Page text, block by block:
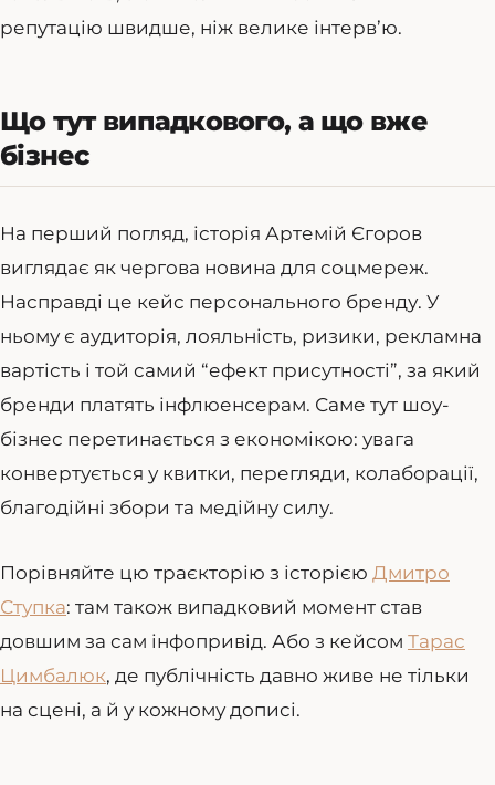
репутацію швидше, ніж велике інтерв’ю.
Що тут випадкового, а що вже
бізнес
На перший погляд, історія Артемій Єгоров
виглядає як чергова новина для соцмереж.
Насправді це кейс персонального бренду. У
ньому є аудиторія, лояльність, ризики, рекламна
вартість і той самий “ефект присутності”, за який
бренди платять інфлюенсерам. Саме тут шоу-
бізнес перетинається з економікою: увага
конвертується у квитки, перегляди, колаборації,
благодійні збори та медійну силу.
Порівняйте цю траєкторію з історією Дмитро
Ступка: там також випадковий момент став
довшим за сам інфопривід. Або з кейсом Тарас
Цимбалюк, де публічність давно живе не тільки
на сцені, а й у кожному дописі.